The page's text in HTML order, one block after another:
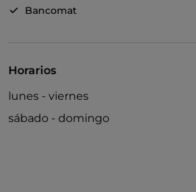
Bancomat
Horarios
lunes - viernes
sábado - domingo